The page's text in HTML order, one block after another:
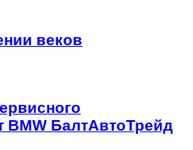
веков
BMW БалтАвтоТрейд